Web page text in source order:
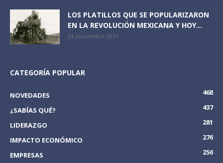
LOS PLATILLOS QUE SE POPULARIZARON
EN LA REVOLUCIÓN MEXICANA Y HOY...
24 noviembre 2021
CATEGORÍA POPULAR
NOVEDADES
468
¿SABÍAS QUÉ?
437
LIDERAZGO
281
IMPACTO ECONÓMICO
276
EMPRESAS
256